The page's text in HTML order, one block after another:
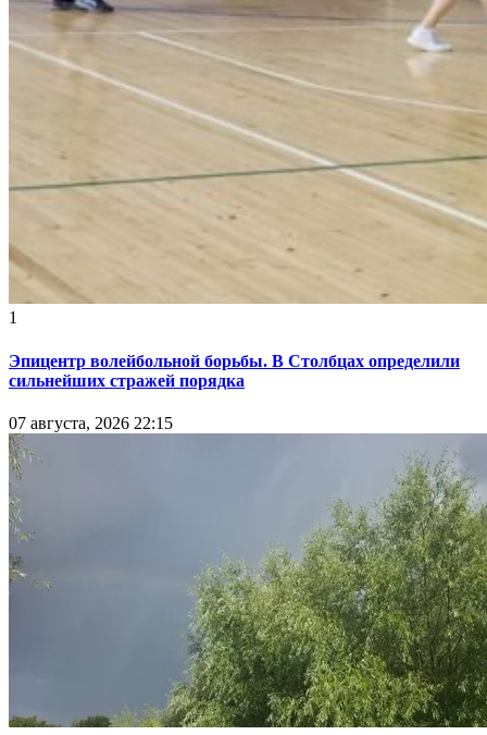
1
Эпицентр волейбольной борьбы. В Столбцах определили
сильнейших стражей порядка
07 августа, 2026 22:15